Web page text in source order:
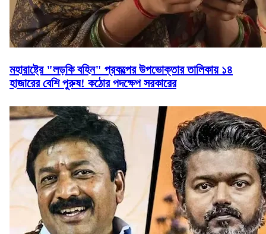
মহারাষ্ট্রে "লড়কি বহিন" প্রকল্পের উপভোক্তার তালিকায় ১৪
হাজারের বেশি পুরুষ! কঠোর পদক্ষেপ সরকারের